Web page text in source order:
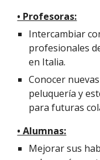
• Profesoras:
Intercambiar
profesionales
en Italia.
Conocer
peluquería y
para futuras
• Alumnas:
Mejorar sus